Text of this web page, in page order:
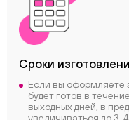
Сроки
Если вы оформляете
будет готов в
выходных дней, в